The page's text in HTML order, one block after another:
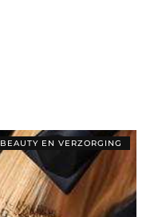
BEAUTY EN VERZORGING